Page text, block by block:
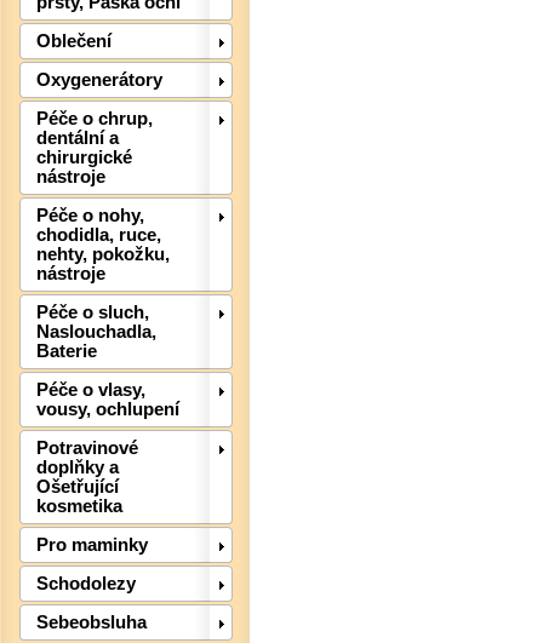
Oblečení
Oxygenerátory
Péče o chrup,
dentální a
chirurgické
nástroje
Péče o nohy,
chodidla, ruce,
nehty, pokožku,
nástroje
Péče o sluch,
Naslouchadla,
Baterie
Péče o vlasy,
vousy, ochlupení
Potravinové
doplňky a
Ošetřující
kosmetika
Pro maminky
Schodolezy
Sebeobsluha